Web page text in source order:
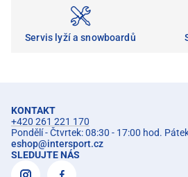
Servis lyží a snowboardů
KONTAKT
+420 261 221 170
Pondělí - Čtvrtek: 08:30 - 17:00 hod.
eshop@intersport.cz
SLEDUJTE NÁS